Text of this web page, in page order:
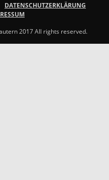
DATENSCHUTZERKLÄRUNG
2017 All rights reserved.